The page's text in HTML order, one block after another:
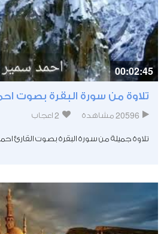
00:02:45
تلاوة من سورة البقرة بصوت
20596 مشاهدة 2 اعجاب
تلاوة جميلة من سورة البقرة بصوت القارئ